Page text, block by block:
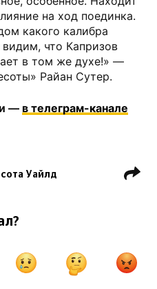
на ход поединка.
какого калибра
что Капризов
в том же духе!» —
Райан Сутер.
— в телеграм-канале
Уайлд